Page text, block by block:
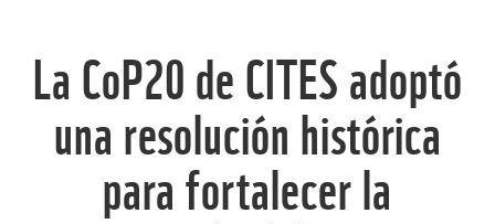
La CoP20 de CITES adoptó
una resolución histórica
para fortalecer la